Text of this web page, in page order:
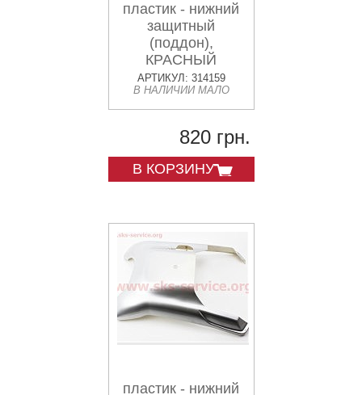
пластик - нижний
защитный
(поддон),
КРАСНЫЙ
АРТИКУЛ: 314159
В НАЛИЧИИ МАЛО
820 грн.
В КОРЗИНУ
пластик - нижний